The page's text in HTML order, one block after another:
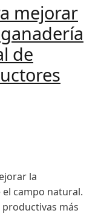
mejorar
de
la
campo natural.
más